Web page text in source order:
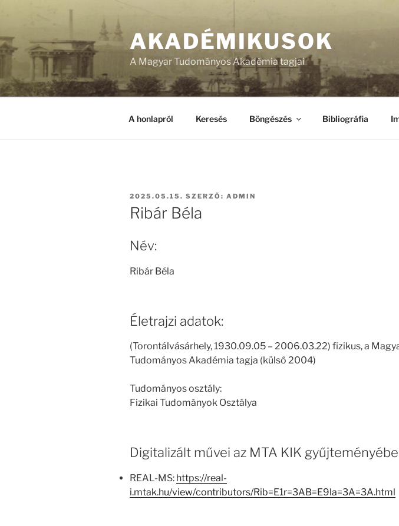
AKADÉMIKUSOK
A Magyar Tudományos Akadémia tagjai
A honlapról Keresés Böngészés Bibliográfia
BEKÜLDVE:
2025.05.15. SZERZŐ: ADMIN
Ribár Béla
Név:
Ribár Béla
Életrajzi adatok:
(Torontálvásárhely, 1930.09.05 – 2006.03.22) fizikus, a
Tudományos Akadémia tagja (külső 2004)
Tudományos osztály:
Fizikai Tudományok Osztálya
Digitalizált művei az MTA KIK
REAL-MS: https://real-
i.mtak.hu/view/contributors/Rib=E1r=3AB=E9la=3A=3A.html